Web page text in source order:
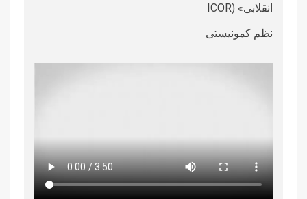
انقلابی» (ICOR
نظم کمونیستی